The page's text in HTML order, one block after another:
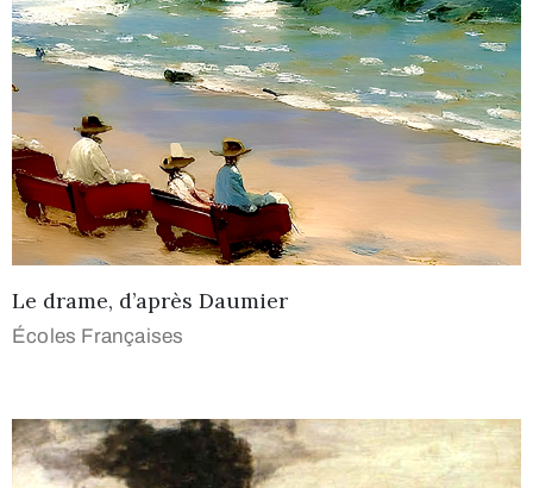
Le drame, d’après Daumier
Écoles Françaises